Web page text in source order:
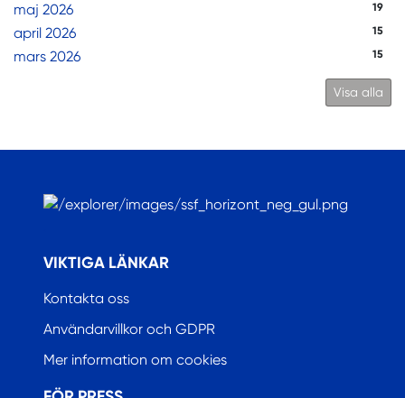
maj 2026 19
april 2026 15
mars 2026 15
Visa alla
VIKTIGA LÄNKAR
Kontakta oss
Användarvillkor och GDPR
Mer information om cookies